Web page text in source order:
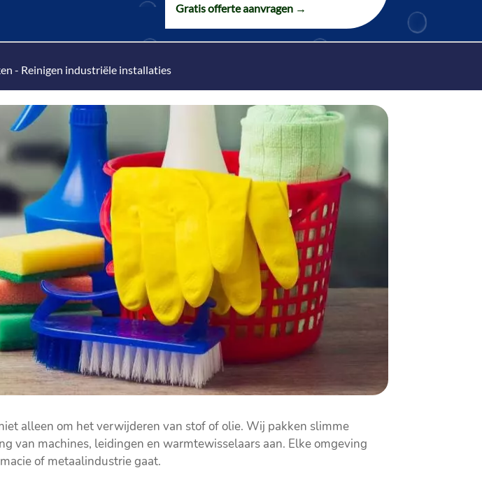
Gratis offerte aanvragen →
- Reinigen industriële installaties
alleen om het verwijderen van stof of olie. Wij pakken slimme
van machines, leidingen en warmtewisselaars aan. Elke omgeving
of metaalindustrie gaat.